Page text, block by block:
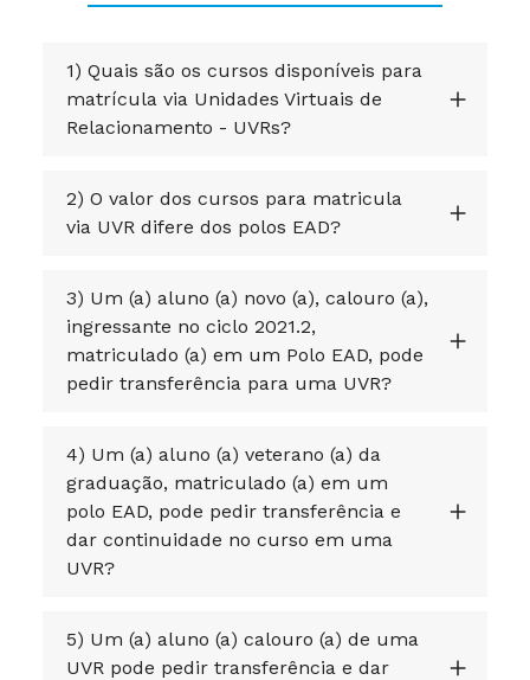
1) Quais são os cursos disponíveis para
matrícula via Unidades Virtuais de
Relacionamento - UVRs?
2) O valor dos cursos para matricula
via UVR difere dos polos EAD?
3) Um (a) aluno (a) novo (a), calouro (a),
ingressante no ciclo 2021.2,
matriculado (a) em um Polo EAD, pode
pedir transferência para uma UVR?
4) Um (a) aluno (a) veterano (a) da
graduação, matriculado (a) em um
polo EAD, pode pedir transferência e
dar continuidade no curso em uma
UVR?
5) Um (a) aluno (a) calouro (a) de uma
UVR pode pedir transferência e dar